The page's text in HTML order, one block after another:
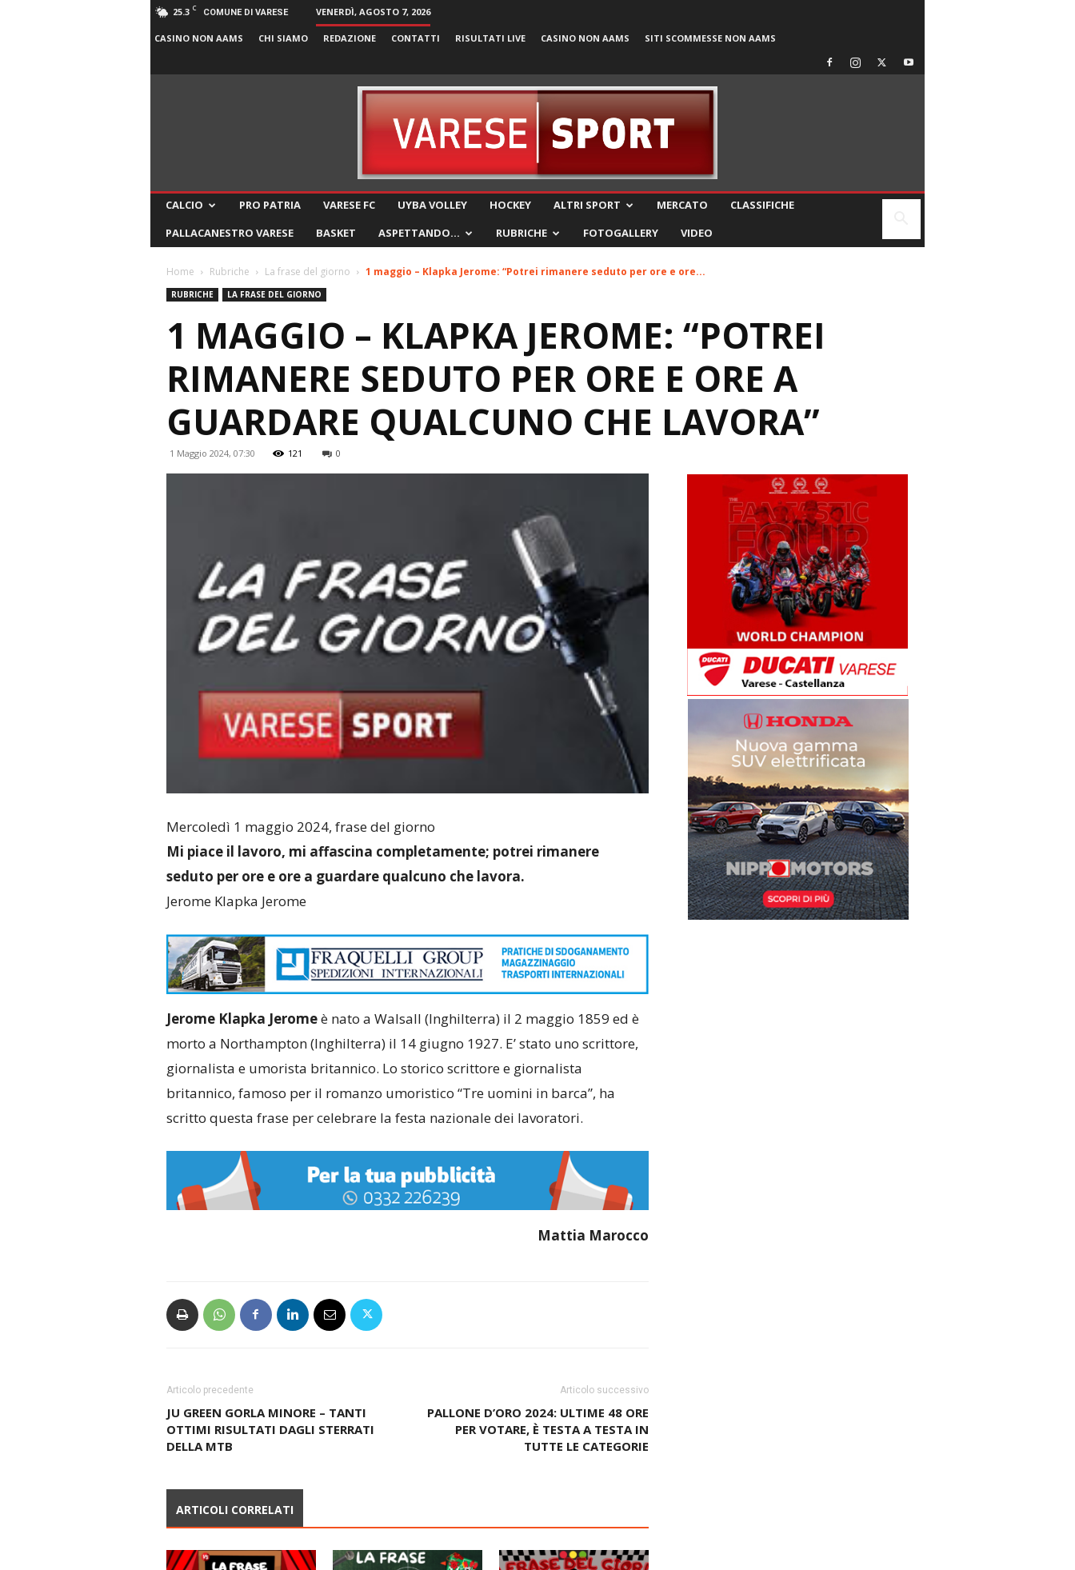
25.3 C COMUNE DI VARESE VENERDÌ, AGOSTO 7, 2026
CASINO NON AAMS CHI SIAMO REDAZIONE CONTATTI RISULTATI LIVE CASINO NON AAMS SITI SCOMMESSE NON AAMS
CALCIO PRO PATRIA VARESE FC UYBA VOLLEY HOCKEY ALTRI SPORT MERCATO
CLASSIFICHE
PALLACANESTRO VARESE
BASKET ASPETTANDO… RUBRICHE FOTOGALLERY VIDEO
Home Rubriche La frase del giorno 1 maggio – Klapka Jerome: “Potrei rimanere seduto per ore e ore...
RUBRICHE LA FRASE DEL GIORNO
1 MAGGIO – KLAPKA JEROME: “POTREI
RIMANERE SEDUTO PER ORE E ORE A
GUARDARE QUALCUNO CHE LAVORA”
1 Maggio 2024, 07:30 121 0
Mercoledì 1 maggio 2024, frase del giorno
Mi piace il lavoro, mi affascina completamente; potrei rimanere
seduto per ore e ore a guardare qualcuno che lavora.
Jerome Klapka Jerome
Jerome Klapka Jeromeè nato a Walsall (Inghilterra) il 2 maggio 1859 ed è
morto a Northampton (Inghilterra) il 14 giugno 1927. E’ stato uno scrittore,
giornalista e umorista britannico. Lo storico scrittore e giornalista
britannico, famoso per il romanzo umoristico “Tre uomini in barca”, ha
scritto questa frase per celebrare la festa nazionale dei lavoratori.
Mattia Marocco
Articolo precedente
JU GREEN GORLA MINORE – TANTI
OTTIMI RISULTATI DAGLI STERRATI
DELLA MTB
Articolo successivo
PALLONE D’ORO 2024: ULTIME 48 ORE
PER VOTARE, È TESTA A TESTA IN
TUTTE LE CATEGORIE
ARTICOLI CORRELATI